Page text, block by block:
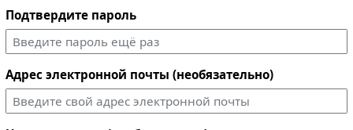
Подтвердите пароль
Адрес электронной почты (необязательно)